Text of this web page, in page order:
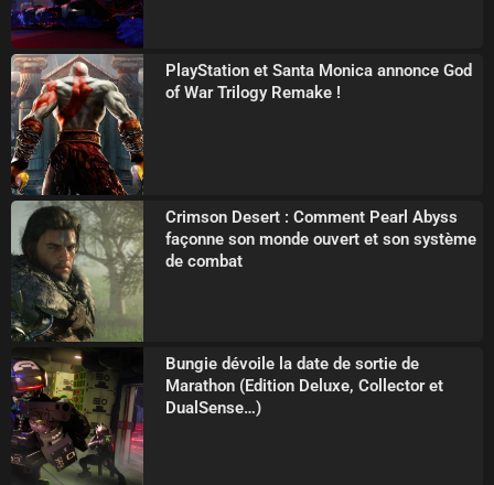
PlayStation et Santa Monica annonce God
of War Trilogy Remake !
Crimson Desert : Comment Pearl Abyss
façonne son monde ouvert et son système
de combat
Bungie dévoile la date de sortie de
Marathon (Edition Deluxe, Collector et
DualSense…)